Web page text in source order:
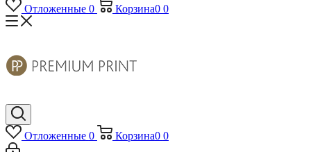
Отложенные 0 Корзина0 0
Отложенные 0 Корзина0 0